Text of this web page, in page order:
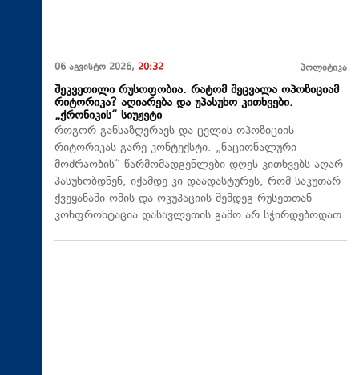
06 აგვისტო 2026, 20:32 პოლიტიკა
შეკვეთილი რუსოფობია. რატომ შეცვალა ოპოზიციამ
რიტორიკა? აღიარება და უპასუხო კითხვები.
„ქრონიკის“ სიუჟეტი
როგორ განსაზღვრავს და ცვლის ოპოზიციის
რიტორიკას გარე კონტექსტი. „ნაციონალური
მოძრაობის“ წარმომადგენლები დღეს კითხვებს აღარ
პასუხობდნენ, იქამდე კი დაადასტურეს, რომ საკუთარ
ქვეყანაში ომის და ოკუპაციის შემდეგ რუსეთთან
კონფრონტაცია დასავლეთის გამო არ სჭირდებოდათ.